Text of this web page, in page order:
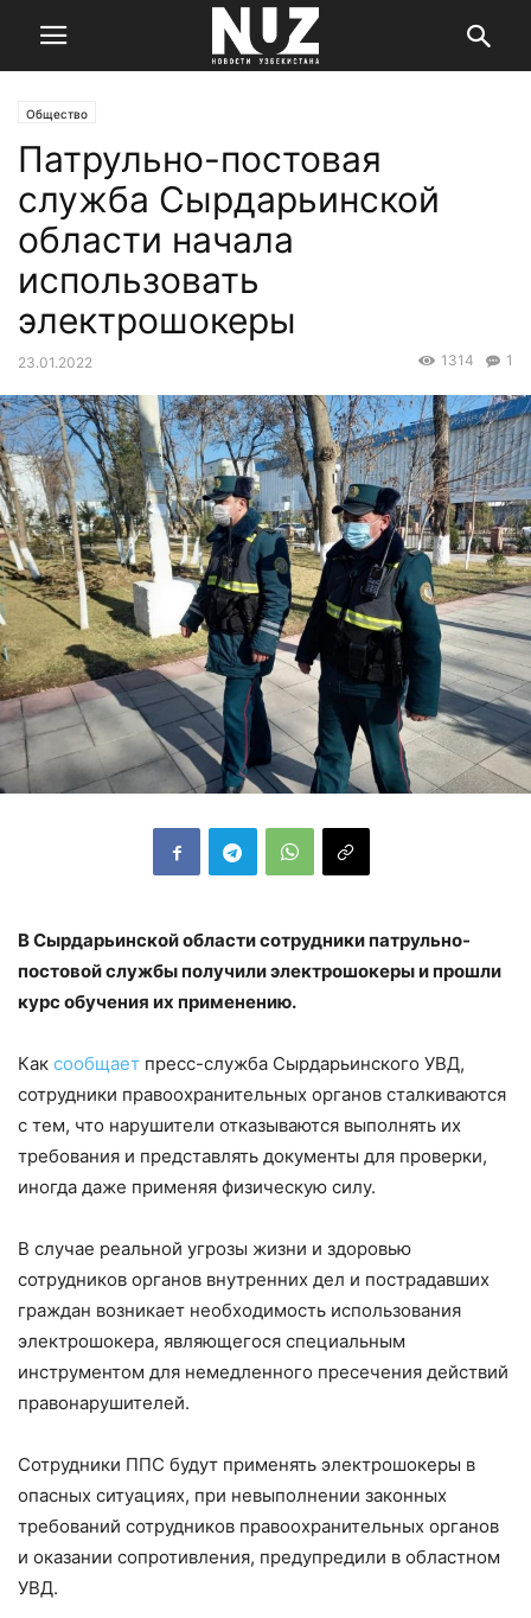
Общество
Патрульно-постовая
служба Сырдарьинской
области начала
использовать
электрошокеры
23.01.2022 1
1314
В Сырдарьинской области сотрудники патрульно-
постовой службы получили электрошокеры и прошли
курс обучения их применению.
Как сообщает пресс-служба Сырдарьинского УВД,
сотрудники правоохранительных органов сталкиваются
с тем, что нарушители отказываются выполнять их
требования и представлять документы для проверки,
иногда даже применяя физическую силу.
В случае реальной угрозы жизни и здоровью
сотрудников органов внутренних дел и пострадавших
граждан возникает необходимость использования
электрошокера, являющегося специальным
инструментом для немедленного пресечения действий
правонарушителей.
Сотрудники ППС будут применять электрошокеры в
опасных ситуациях, при невыполнении законных
требований сотрудников правоохранительных органов
и оказании сопротивления, предупредили в областном
УВД.